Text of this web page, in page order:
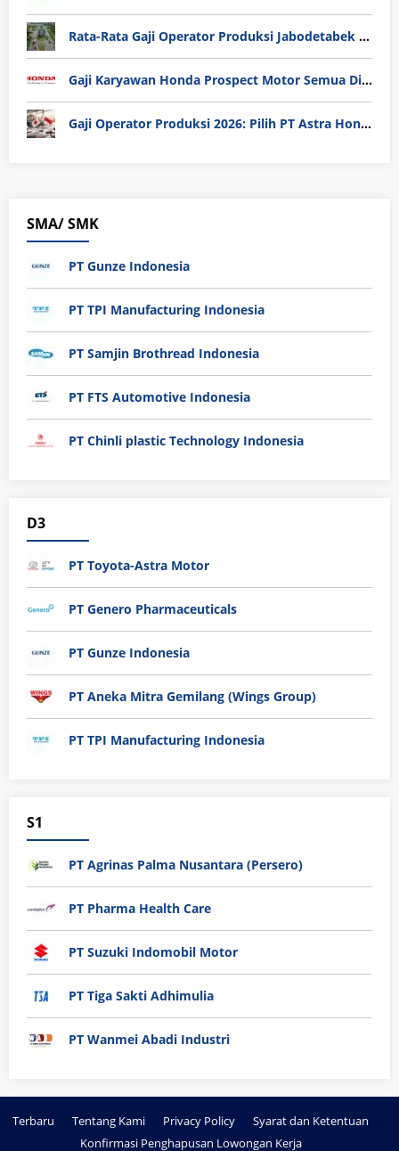
Rata-Rata Gaji Operator Produksi Jabodetabek 2025: Bedah Tuntas UMK, Lemburan, dan Realita Hidup Buruh
Gaji Karyawan Honda Prospect Motor Semua Divisi
Gaji Operator Produksi 2026: Pilih PT Astra Honda Motor (AHM) atau Manufaktur di Jepang?
SMA/ SMK
PT Gunze Indonesia
PT TPI Manufacturing Indonesia
PT Samjin Brothread Indonesia
PT FTS Automotive Indonesia
PT Chinli plastic Technology Indonesia
D3
PT Toyota-Astra Motor
PT Genero Pharmaceuticals
PT Gunze Indonesia
PT Aneka Mitra Gemilang (Wings Group)
PT TPI Manufacturing Indonesia
S1
PT Agrinas Palma Nusantara (Persero)
PT Pharma Health Care
PT Suzuki Indomobil Motor
PT Tiga Sakti Adhimulia
PT Wanmei Abadi Industri
Terbaru Tentang Kami Privacy Policy
Syarat dan Ketentuan
Konfirmasi Penghapusan Lowongan Kerja